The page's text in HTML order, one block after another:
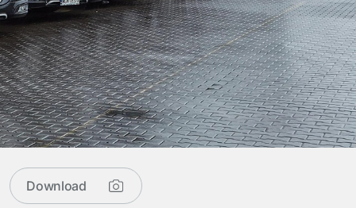
Download